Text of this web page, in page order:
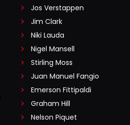
Jos Verstappen
Jim Clark
Niki Lauda
Nigel Mansell
Stirling Moss
Juan Manuel Fangio
Emerson Fittipaldi
Graham Hill
Nelson Piquet